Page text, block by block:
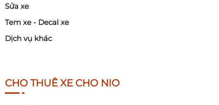
Sửa xe
Tem xe - Decal xe
Dịch vụ khác
CHO THUÊ XE CHO NIO